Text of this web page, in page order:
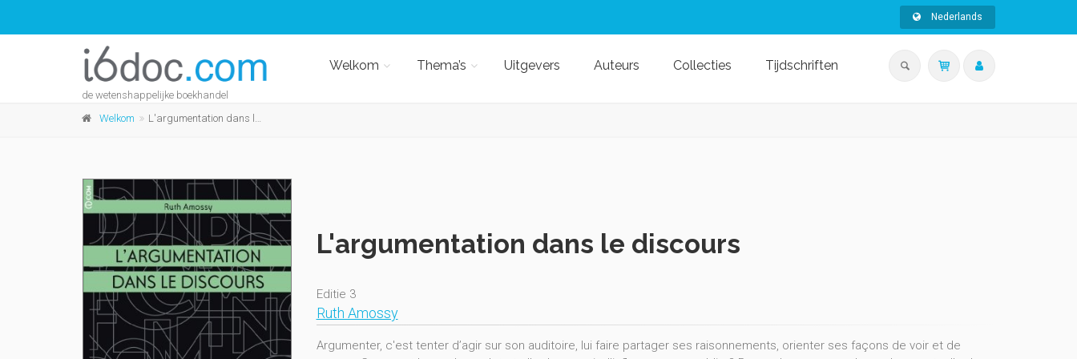
Nederlands
de wetenshappelijke boekhandel
Welkom Thema’s Uitgevers Auteurs Collecties Tijdschriften
Welkom L'argumentation dans le discours
L'argumentation dans le discours
Editie 3
Ruth Amossy
Argumenter, c'est tenter d’agir sur son auditoire, lui faire partager ses raisonnements, orienter ses façons de voir et de